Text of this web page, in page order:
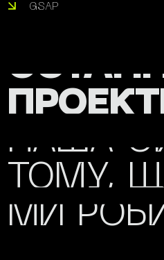
GSAP
НАША
ТОМУ,
МИ